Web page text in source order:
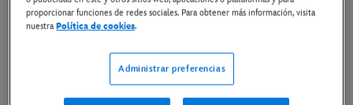
Hexe
Ice Age: en ebullición
Oasis: Don't Look Back In
Anger
proporcionar funciones de redes sociales. Para obtener más información, visita
nuestraPolítica de cookies.
Administrar preferencias